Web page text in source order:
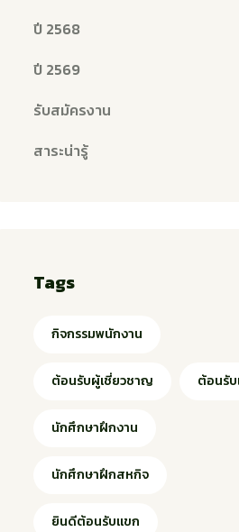
ปี 2568
ปี 2569
รับสมัครงาน
สาระน่ารู้
Tags
กิจกรรมพนักงาน
ต้อนรับผู้เชี่ยวชาญ ต้อนรั
นักศึกษาฝึกงาน
นักศึกษาฝึกสหกิจ
ยินดีต้อนรับแขก